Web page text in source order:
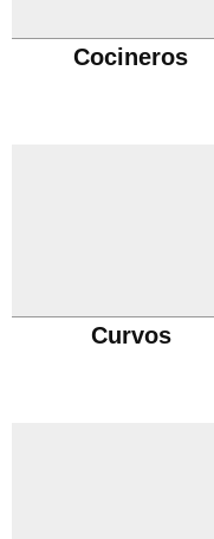
Cocineros
Curvos